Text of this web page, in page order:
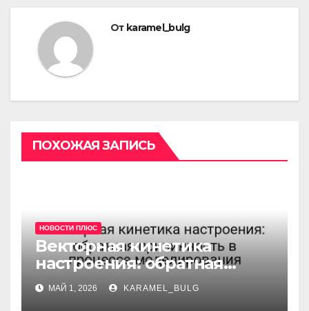
От karamel_bulg
ПОХОЖАЯ ЗАПИСЬ
НОВОСТИ ПЛЮС
Векторная кинетика
настроения: обратная
причинность в процессе
моделирования
МАЙ 1, 2026 KARAMEL_BULG